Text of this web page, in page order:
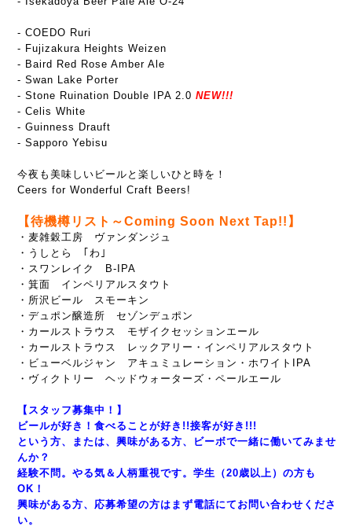
- COEDO Ruri
- Fujizakura Heights Weizen
- Baird Red Rose Amber Ale
- Swan Lake Porter
- Stone Ruination Double IPA 2.0 NEW!!!
- Celis White
- Guinness Drauft
- Sapporo Yebisu
今夜も美味しいビールと楽しいひと時を！
Ceers for Wonderful Craft Beers!
【待機樽リスト～Coming Soon Next Tap!!】
・麦雑穀工房 ヴァンダンジュ
・うしとら ｢わ｣
・スワンレイク B-IPA
・箕面 インペリアルスタウト
・所沢ビール スモーキン
・デュポン醸造所 セゾンデュポン
・カールストラウス モザイクセッションエール
・カールストラウス レックアリー・インペリアルスタウト
・ビューベルジャン アキュミュレーション・ホワイトIPA
・ヴィクトリー ヘッドウォーターズ・ペールエール
【スタッフ募集中！】
ビールが好き！食べることが好き!!接客が好き!!!
という方、または、興味がある方、ビーボで一緒に働いてみませ
んか？
経験不問。やる気＆人柄重視です。学生（20歳以上）の方も
OK！
興味がある方、応募希望の方はまず電話にてお問い合わせくださ
い。